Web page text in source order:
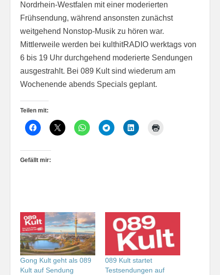
Nordrhein-Westfalen mit einer moderierten
Frühsendung, während ansonsten zunächst
weitgehend Nonstop-Musik zu hören war.
Mittlerweile werden bei kulthitRADIO werktags von
6 bis 19 Uhr durchgehend moderierte Sendungen
ausgestrahlt. Bei 089 Kult sind wiederum am
Wochenende abends Specials geplant.
Teilen mit:
Gefällt mir:
Gong Kult geht als 089
Kult auf Sendung
089 Kult startet
Testsendungen auf